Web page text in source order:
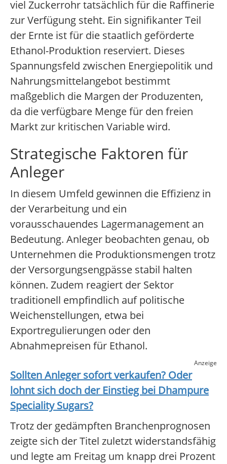
viel Zuckerrohr tatsächlich für die Raffinerie
zur Verfügung steht. Ein signifikanter Teil
der Ernte ist für die staatlich geförderte
Ethanol-Produktion reserviert. Dieses
Spannungsfeld zwischen Energiepolitik und
Nahrungsmittelangebot bestimmt
maßgeblich die Margen der Produzenten,
da die verfügbare Menge für den freien
Markt zur kritischen Variable wird.
Strategische Faktoren für
Anleger
In diesem Umfeld gewinnen die Effizienz in
der Verarbeitung und ein
vorausschauendes Lagermanagement an
Bedeutung. Anleger beobachten genau, ob
Unternehmen die Produktionsmengen trotz
der Versorgungsengpässe stabil halten
können. Zudem reagiert der Sektor
traditionell empfindlich auf politische
Weichenstellungen, etwa bei
Exportregulierungen oder den
Abnahmepreisen für Ethanol.
Anzeige
Sollten Anleger sofort verkaufen? Oder
lohnt sich doch der Einstieg bei Dhampure
Speciality Sugars?
Trotz der gedämpften Branchenprognosen
zeigte sich der Titel zuletzt widerstandsfähig
und legte am Freitag um knapp drei Prozent